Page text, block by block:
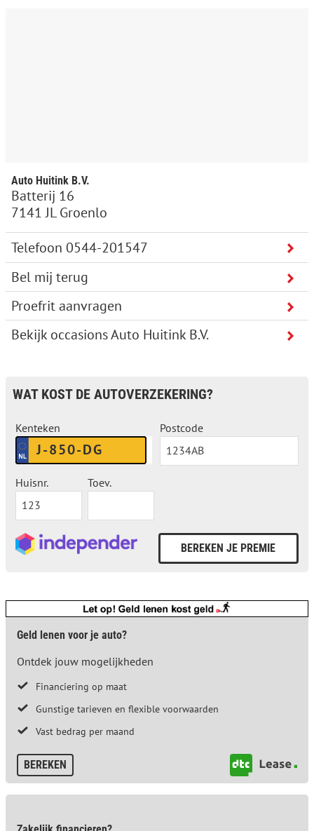
Auto Huitink B.V.
Batterij 16
7141 JL Groenlo
Bel mij terug
Proefrit aanvragen
Bekijk occasions Auto Huitink B.V.
WAT KOST DE AUTOVERZEKERING?
Kenteken Postcode
Huisnr. Toev.
Geld lenen voor je auto?
Ontdek jouw mogelijkheden
Financiering op maat
Gunstige tarieven en flexible voorwaarden
Vast bedrag per maand
BEREKEN